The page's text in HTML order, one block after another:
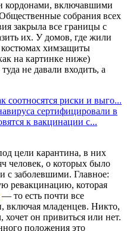
кордонами, включавшими
собрания всех
закрыла все границы с
их. У домов, где жили
химзащиты
на картинке ниже)
не давали входить, а
соотносятся риски и выго...
сертифицировали в
к вакцинации с...
цели карантина, в них
человек, о которых было
с заболевшими. Главное:
ревакцинацию, которая
— то есть почти все
включая младенцев. Никто,
хочет он привиться или нет.
положения это